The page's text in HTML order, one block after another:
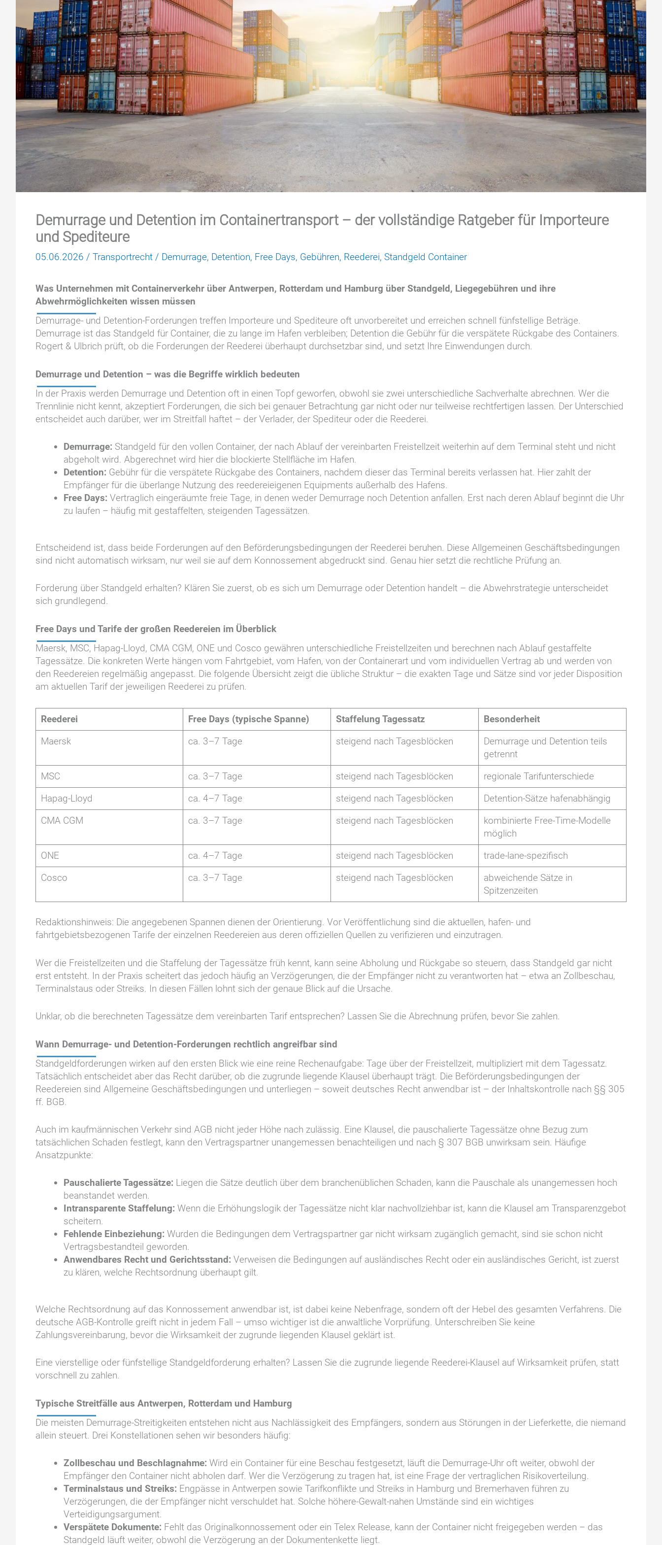
Demurrage und Detention im Containertransport – der vollständige Ratgeber für Importeure
und Spediteure
05.06.2026 / Transportrecht / Demurrage, Detention, Free Days, Gebühren, Reederei, Standgeld Container
Was Unternehmen mit Containerverkehr über Antwerpen, Rotterdam und Hamburg über Standgeld, Liegegebühren und ihre
Abwehrmöglichkeiten wissen müssen
Demurrage- und Detention-Forderungen treffen Importeure und Spediteure oft unvorbereitet und erreichen schnell fünfstellige Beträge.
Demurrage ist das Standgeld für Container, die zu lange im Hafen verbleiben; Detention die Gebühr für die verspätete Rückgabe des Containers.
Rogert & Ulbrich prüft, ob die Forderungen der Reederei überhaupt durchsetzbar sind, und setzt Ihre Einwendungen durch.
Demurrage und Detention – was die Begriffe wirklich bedeuten
In der Praxis werden Demurrage und Detention oft in einen Topf geworfen, obwohl sie zwei unterschiedliche Sachverhalte abrechnen. Wer die
Trennlinie nicht kennt, akzeptiert Forderungen, die sich bei genauer Betrachtung gar nicht oder nur teilweise rechtfertigen lassen. Der Unterschied
entscheidet auch darüber, wer im Streitfall haftet – der Verlader, der Spediteur oder die Reederei.
Demurrage: Standgeld für den vollen Container, der nach Ablauf der vereinbarten Freistellzeit weiterhin auf dem Terminal steht und nicht
abgeholt wird. Abgerechnet wird hier die blockierte Stellfläche im Hafen.
Detention: Gebühr für die verspätete Rückgabe des Containers, nachdem dieser das Terminal bereits verlassen hat. Hier zahlt der
Empfänger für die überlange Nutzung des reedereieigenen Equipments außerhalb des Hafens.
Free Days: Vertraglich eingeräumte freie Tage, in denen weder Demurrage noch Detention anfallen. Erst nach deren Ablauf beginnt die Uhr
zu laufen – häufig mit gestaffelten, steigenden Tagessätzen.
Entscheidend ist, dass beide Forderungen auf den Beförderungsbedingungen der Reederei beruhen. Diese Allgemeinen Geschäftsbedingungen
sind nicht automatisch wirksam, nur weil sie auf dem Konnossement abgedruckt sind. Genau hier setzt die rechtliche Prüfung an.
Forderung über Standgeld erhalten? Klären Sie zuerst, ob es sich um Demurrage oder Detention handelt – die Abwehrstrategie unterscheidet
sich grundlegend.
Free Days und Tarife der großen Reedereien im Überblick
Maersk, MSC, Hapag-Lloyd, CMA CGM, ONE und Cosco gewähren unterschiedliche Freistellzeiten und berechnen nach Ablauf gestaffelte
Tagessätze. Die konkreten Werte hängen vom Fahrtgebiet, vom Hafen, von der Containerart und vom individuellen Vertrag ab und werden von
den Reedereien regelmäßig angepasst. Die folgende Übersicht zeigt die übliche Struktur – die exakten Tage und Sätze sind vor jeder Disposition
am aktuellen Tarif der jeweiligen Reederei zu prüfen.
Reederei Free Days (typische Spanne) Staffelung Tagessatz
Besonderheit
Maersk
ca. 3–7 Tage steigend nach Tagesblöcken
Demurrage und Detention teils
getrennt
MSC
ca. 3–7 Tage steigend nach Tagesblöcken
regionale Tarifunterschiede
Hapag-Lloyd
ca. 4–7 Tage steigend nach Tagesblöcken
Detention-Sätze hafenabhängig
CMA CGM
ca. 3–7 Tage steigend nach Tagesblöcken
kombinierte Free-Time-Modelle
möglich
ONE
ca. 4–7 Tage steigend nach Tagesblöcken
trade-lane-spezifisch
Cosco
ca. 3–7 Tage steigend nach Tagesblöcken
abweichende Sätze in
Spitzenzeiten
Redaktionshinweis: Die angegebenen Spannen dienen der Orientierung. Vor Veröffentlichung sind die aktuellen, hafen- und
fahrtgebietsbezogenen Tarife der einzelnen Reedereien aus deren offiziellen Quellen zu verifizieren und einzutragen.
Wer die Freistellzeiten und die Staffelung der Tagessätze früh kennt, kann seine Abholung und Rückgabe so steuern, dass Standgeld gar nicht
erst entsteht. In der Praxis scheitert das jedoch häufig an Verzögerungen, die der Empfänger nicht zu verantworten hat – etwa an Zollbeschau,
Terminalstaus oder Streiks. In diesen Fällen lohnt sich der genaue Blick auf die Ursache.
Unklar, ob die berechneten Tagessätze dem vereinbarten Tarif entsprechen? Lassen Sie die Abrechnung prüfen, bevor Sie zahlen.
Wann Demurrage- und Detention-Forderungen rechtlich angreifbar sind
Standgeldforderungen wirken auf den ersten Blick wie eine reine Rechenaufgabe: Tage über der Freistellzeit, multipliziert mit dem Tagessatz.
Tatsächlich entscheidet aber das Recht darüber, ob die zugrunde liegende Klausel überhaupt trägt. Die Beförderungsbedingungen der
Reedereien sind Allgemeine Geschäftsbedingungen und unterliegen – soweit deutsches Recht anwendbar ist – der Inhaltskontrolle nach §§ 305
ff. BGB.
Auch im kaufmännischen Verkehr sind AGB nicht jeder Höhe nach zulässig. Eine Klausel, die pauschalierte Tagessätze ohne Bezug zum
tatsächlichen Schaden festlegt, kann den Vertragspartner unangemessen benachteiligen und nach § 307 BGB unwirksam sein. Häufige
Ansatzpunkte:
Pauschalierte Tagessätze: Liegen die Sätze deutlich über dem branchenüblichen Schaden, kann die Pauschale als unangemessen hoch
beanstandet werden.
Intransparente Staffelung: Wenn die Erhöhungslogik der Tagessätze nicht klar nachvollziehbar ist, kann die Klausel am Transparenzgebot
scheitern.
Fehlende Einbeziehung: Wurden die Bedingungen dem Vertragspartner gar nicht wirksam zugänglich gemacht, sind sie schon nicht
Vertragsbestandteil geworden.
Anwendbares Recht und Gerichtsstand: Verweisen die Bedingungen auf ausländisches Recht oder ein ausländisches Gericht, ist zuerst
zu klären, welche Rechtsordnung überhaupt gilt.
Welche Rechtsordnung auf das Konnossement anwendbar ist, ist dabei keine Nebenfrage, sondern oft der Hebel des gesamten Verfahrens. Die
deutsche AGB-Kontrolle greift nicht in jedem Fall – umso wichtiger ist die anwaltliche Vorprüfung. Unterschreiben Sie keine
Zahlungsvereinbarung, bevor die Wirksamkeit der zugrunde liegenden Klausel geklärt ist.
Eine vierstellige oder fünfstellige Standgeldforderung erhalten? Lassen Sie die zugrunde liegende Reederei-Klausel auf Wirksamkeit prüfen, statt
vorschnell zu zahlen.
Typische Streitfälle aus Antwerpen, Rotterdam und Hamburg
Die meisten Demurrage-Streitigkeiten entstehen nicht aus Nachlässigkeit des Empfängers, sondern aus Störungen in der Lieferkette, die niemand
allein steuert. Drei Konstellationen sehen wir besonders häufig:
Zollbeschau und Beschlagnahme: Wird ein Container für eine Beschau festgesetzt, läuft die Demurrage-Uhr oft weiter, obwohl der
Empfänger den Container nicht abholen darf. Wer die Verzögerung zu tragen hat, ist eine Frage der vertraglichen Risikoverteilung.
Terminalstaus und Streiks: Engpässe in Antwerpen sowie Tarifkonflikte und Streiks in Hamburg und Bremerhaven führen zu
Verzögerungen, die der Empfänger nicht verschuldet hat. Solche höhere-Gewalt-nahen Umstände sind ein wichtiges
Verteidigungsargument.
Verspätete Dokumente: Fehlt das Originalkonnossement oder ein Telex Release, kann der Container nicht freigegeben werden – das
Standgeld läuft weiter, obwohl die Verzögerung an der Dokumentenkette liegt.